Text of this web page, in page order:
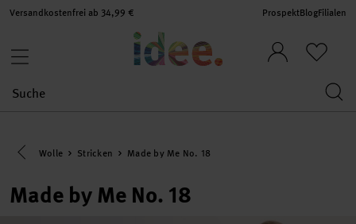
Versandkostenfrei ab 34,99 € ProspektBlogFilialen
Eine Kategorie zurück navigieren
Wolle Stricken Made by Me No. 18
Made by Me No. 18